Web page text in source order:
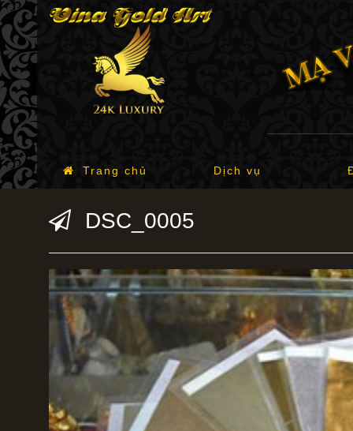
Trang chủ Dịch vụ
DSC_0005